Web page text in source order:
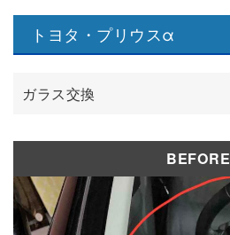
修理実績
トヨタ・プリウスα
ガラス交換
BEFORE